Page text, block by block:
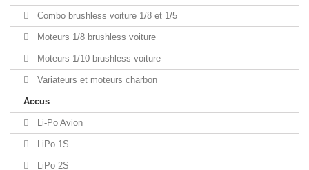
Combo brushless voiture 1/8 et 1/5
Moteurs 1/8 brushless voiture
Moteurs 1/10 brushless voiture
Variateurs et moteurs charbon
Accus
Li-Po Avion
LiPo 1S
LiPo 2S